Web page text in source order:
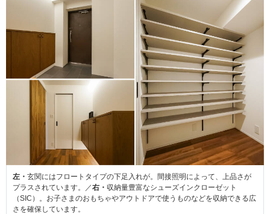
左・ 玄関にはフロートタイプの下足入れが。間接照明によって、上品さが
プラスされています。／右・ 収納量豊富なシューズインクローゼット
（SIC）。お子さまのおもちゃやアウトドアで使うものなどを収納できる広
さを確保しています。